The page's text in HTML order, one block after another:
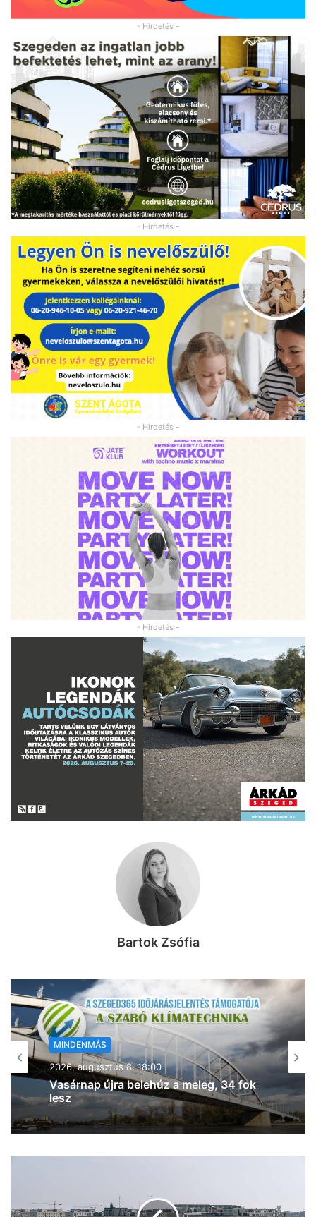
- Hirdetés -
- Hirdetés -
- Hirdetés -
- Hirdetés -
Bartok Zsófia
MINDENMÁS
2026, augusztus 8. 17:43
Kigyulladt a tarló Szeged- Baktón –
egyre jobban terjed a tűz (frissítve!)